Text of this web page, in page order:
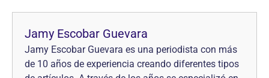
Jamy Escobar Guevara
Jamy Escobar Guevara es una periodista con más
de 10 años de experiencia creando diferentes tipos